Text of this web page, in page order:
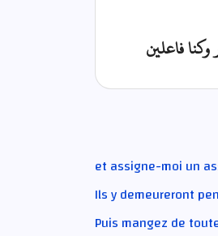
فاعلين
et assigne-moi un
Ils y demeureront
Puis mangez de